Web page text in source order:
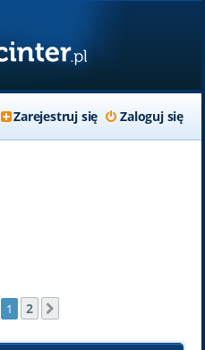
Zaloguj się
Zarejestruj się
1 2